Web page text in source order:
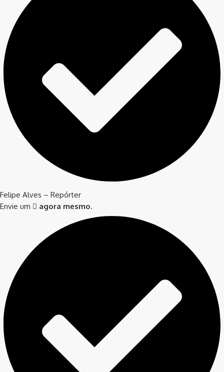
Felipe Alves – Repórter
Envie um
agora mesmo.